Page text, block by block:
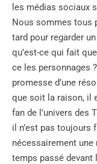
les médias sociaux
Nous sommes tous
tard pour regarder
qu’est-ce qui fait
ce les personnages
promesse d’une
que soit la raison, il
fan de l’univers des
il n’est pas toujours
nécessairement une
temps passé devant